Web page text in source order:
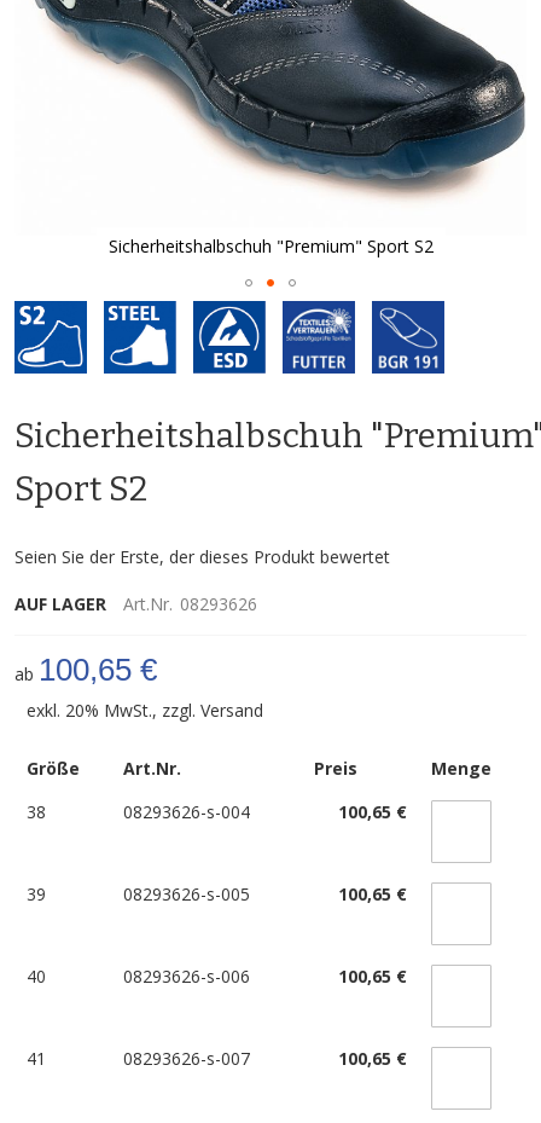
Sicherheitshalbschuh "Premium" Sport S2
Zum
Anfang
der
Sicherheitshalbschuh
Sport S2
Seien Sie der Erste, der dieses Produkt bewertet
AUF LAGER Art.Nr. 08293626
ab 100,65 €
exkl. 20% MwSt., zzgl. Versand
Größe Art.Nr. Preis
Menge
38
08293626-s-004 100,65 €
39 08293626-s-005 100,65 €
40 08293626-s-006 100,65 €
41 08293626-s-007 100,65 €